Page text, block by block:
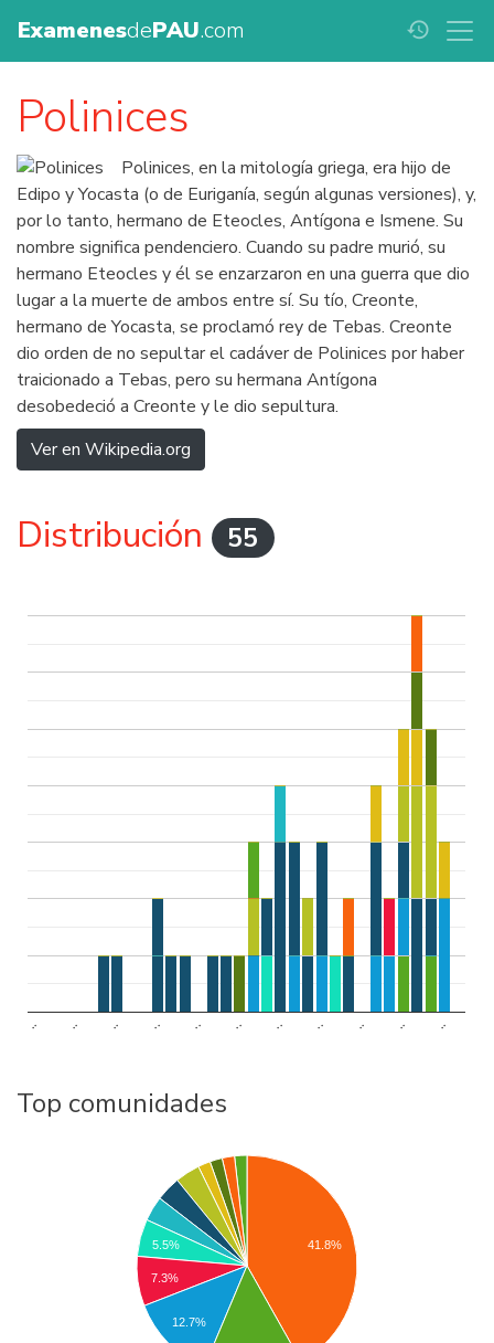
ExamenesdePAU.com history
Polinices
Polinices, en la mitología griega, era hijo de
Edipo y Yocasta (o de Euriganía, según algunas versiones), y,
por lo tanto, hermano de Eteocles, Antígona e Ismene. Su
nombre significa pendenciero. Cuando su padre murió, su
hermano Eteocles y él se enzarzaron en una guerra que dio
lugar a la muerte de ambos entre sí. Su tío, Creonte,
hermano de Yocasta, se proclamó rey de Tebas. Creonte
dio orden de no sepultar el cadáver de Polinices por haber
traicionado a Tebas, pero su hermana Antígona
desobedeció a Creonte y le dio sepultura.
Ver en Wikipedia.org
Distribución 55
.. .. .. .. .. .. .. .. .. .. ..
Top comunidades
41.8%
5.5%
7.3%
12.7%